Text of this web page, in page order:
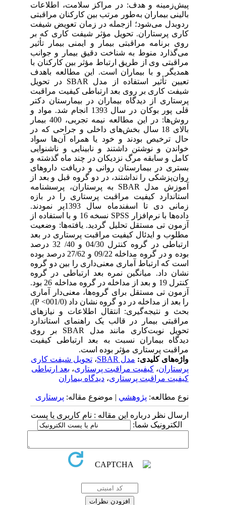
پیش‌زمینه و هدف: در مراکز سلامت، اطلاعات
بالینی بیماران به‌طور مرتب بین کارکنان مراقبتی
ردوبدل می‌شود؛ ازجمله در زمان تعویض شیفت
کاری پرستاران. تحویل مؤثر شیفت کاری که بر
روی برنامه مراقبتی بیمار و ایمنی بیمار تأثیر
می‌گذارد منوط به شناخت دقیق بیمار و جوانب
مراقبتی وی از طریق ارتباط مؤثر بین کارکنان با
همدیگر و با بیماران است. این مطالعه باهدف
تعیین تأثیر استفاده از مدل SBAR در تحویل
شیفت کاری بر روی بعد ارتباطی کیفیت مراقبت
پرستاری از دیدگاه بیماران در بیمارستان دکتر
قلی پور بوکان در سال 1393 انجام شد. مواد و
روش‌ها: در این مطالعه نیمه تجربی، 400 بیمار
بالای 18 سال بخش‌های داخلی و جراحی که در
حال ترخیص بودند و خود یا همراه آن‌ها سواد
خواندن و نوشتن داشتند و نابینایی و ناشنوایی
کامل و سابقه مرگ نزدیکان در چند ماه گذشته و
بستری در بیمارستان روانی و دریافت داروهای
روان‌پزشکی را نداشتند، در دو گروه قبل و بعد از
آموزش مدل SBAR به پرستاران، پرسشنامه
استاندارد کیفیت مراقبت پرستاری را در بازه
زمانی دی تا اسفندماه سال 1393پر نمودند.
داده‌ها با نرم‌افزار SPSS نسخه 16 و با استفاده از
آزمون تی مستقل تحلیل گردید. یافته‌ها: وضعیت
مطلوب و ایدئال کیفیت مراقبت پرستاری در بعد
ارتباطی در گروه کنترل 04/30 و 40/ 32 درصد
بوده و در گروه مداخله 09/22 و 27/62 درصد بوده
است که ارتباط آماری معنی‌داری را بین دو گروه
نشان داد. میانگین نمره بعد ارتباطی در گروه
کنترل 19 و بعد از مداخله در گروه مداخله 26 بود.
آزمون تی مستقل برای گروه‌ها، معنی‌دار آماری
را بعد از مداخله در دو گروه نشان داد (001/0> P).
بحث و نتیجه‌گیری: انتقال اطلاعات و نیازهای
مراقبتی بیمار در قالب یک راهنمای استاندارد
تحویل نوبت‌کاری مانند مدل SBAR بر روی
دیدگاه بیماران نسبت به بعد ارتباطی کیفیت
مراقبت پرستاری مؤثر بوده است.
واژه‌های کلیدی:مدل SBAR ،تحویل شیفت کاری
پرستاران ،کیفیت مراقبت پرستاری،بعد ارتباطی
کیفیت مراقبت پرستاری،دیدگاه بیماران
نوع مطالعه:پژوهشي| موضوع مقاله:پرستاری
ارسال نظر درباره این مقاله : نام کاربری یا پست
الکترونیک شما: